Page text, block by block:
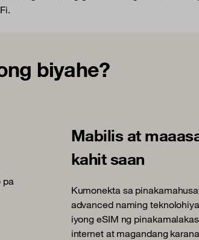
biyahe?
pa
Mabilis at
kahit saan
Kumonekta sa
advanced naming
iyong eSIM ng
internet at magandang